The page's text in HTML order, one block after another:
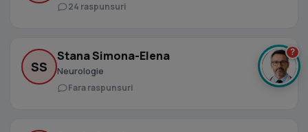
24 raspunsuri
SS
Stana Simona-Elena
Neurologie
Fara raspunsuri
?